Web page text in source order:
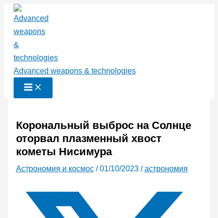
Перейти
содержимому
Advanced weapons & technologies
Корональный выброс на Солнце
оторвал плазменный хвост
кометы Нисимура
Астрономия и космос/01/10/2023 /астрономия